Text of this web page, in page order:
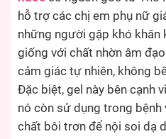
hỗ trợ các chị em phụ nữ
những người gặp khó khăn
giống với chất nhờn âm
cảm giác tự nhiên, không
Đặc biệt, gel này bên cạnh
nó còn sử dụng trong bệnh
chất bôi trơn để nội soi dạ